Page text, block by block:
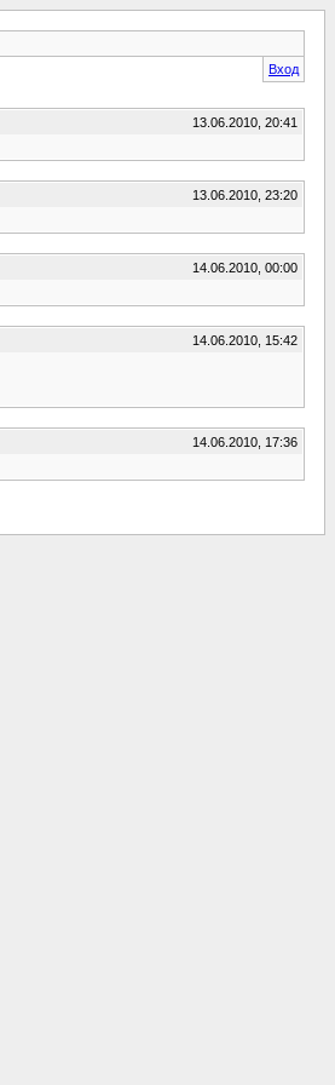
Вход
13.06.2010, 20:41
13.06.2010, 23:20
14.06.2010, 00:00
14.06.2010, 15:42
14.06.2010, 17:36